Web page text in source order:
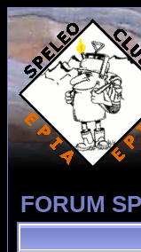
FORUM